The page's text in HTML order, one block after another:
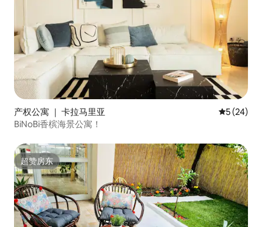
产权公寓 ｜ 卡拉马里亚 平均评分
5 (24)
BiNoBi香槟海景公寓！
超赞房东
超赞房东